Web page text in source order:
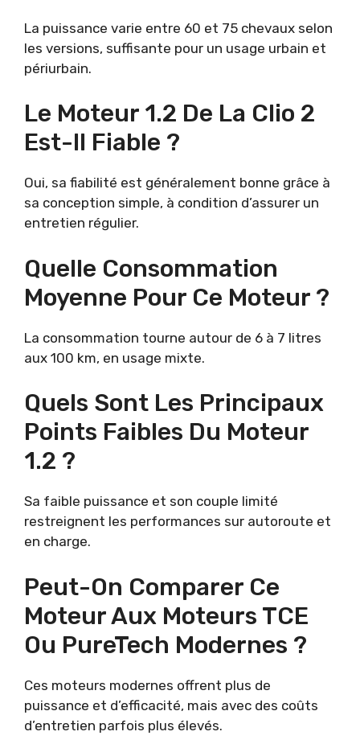
La puissance varie entre 60 et 75 chevaux selon
les versions, suffisante pour un usage urbain et
périurbain.
Le Moteur 1.2 De La Clio 2
Est-Il Fiable ?
Oui, sa fiabilité est généralement bonne grâce à
sa conception simple, à condition d’assurer un
entretien régulier.
Quelle Consommation
Moyenne Pour Ce Moteur ?
La consommation tourne autour de 6 à 7 litres
aux 100 km, en usage mixte.
Quels Sont Les Principaux
Points Faibles Du Moteur
1.2 ?
Sa faible puissance et son couple limité
restreignent les performances sur autoroute et
en charge.
Peut-On Comparer Ce
Moteur Aux Moteurs TCE
Ou PureTech Modernes ?
Ces moteurs modernes offrent plus de
puissance et d’efficacité, mais avec des coûts
d’entretien parfois plus élevés.